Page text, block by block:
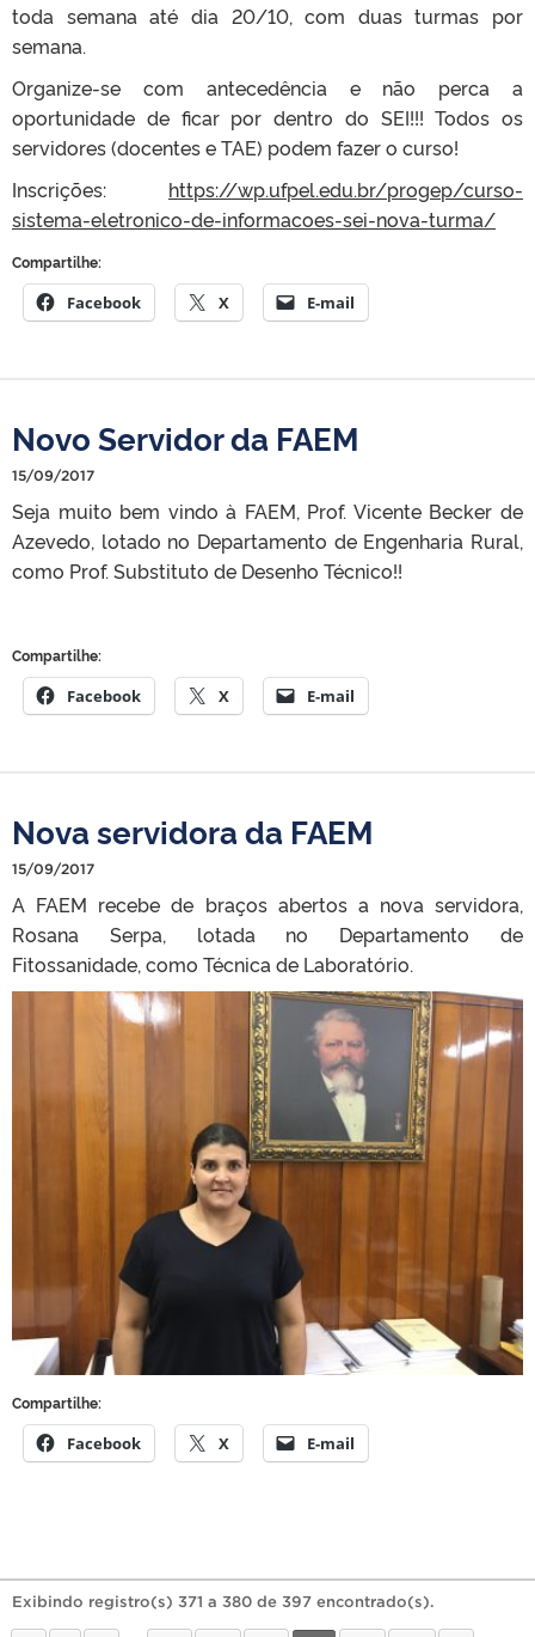
toda semana até dia 20/10, com duas turmas por
semana.
Organize-se com antecedência e não perca a
oportunidade de ficar por dentro do SEI!!! Todos os
servidores (docentes e TAE) podem fazer o curso!
Inscrições: https://wp.ufpel.edu.br/progep/curso-
sistema-eletronico-de-informacoes-sei-nova-turma/
Compartilhe:
Facebook X E-mail
Novo Servidor da FAEM
15/09/2017
Seja muito bem vindo à FAEM, Prof. Vicente Becker de
Azevedo, lotado no Departamento de Engenharia Rural,
como Prof. Substituto de Desenho Técnico!!
Compartilhe:
Facebook X E-mail
Nova servidora da FAEM
15/09/2017
A FAEM recebe de braços abertos a nova servidora,
Rosana Serpa, lotada no Departamento de
Fitossanidade, como Técnica de Laboratório.
Compartilhe:
Facebook X E-mail
Exibindo registro(s) 371 a 380 de 397 encontrado(s).